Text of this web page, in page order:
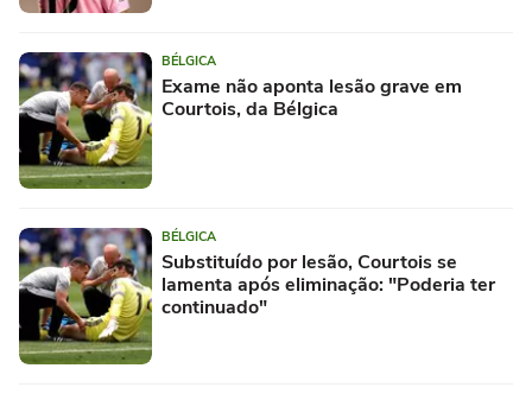
BÉLGICA
Exame não aponta lesão grave em
Courtois, da Bélgica
BÉLGICA
Substituído por lesão, Courtois se
lamenta após eliminação: "Poderia ter
continuado"